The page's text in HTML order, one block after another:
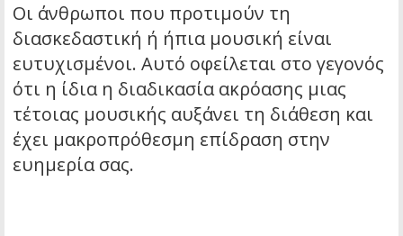
Οι άνθρωποι που προτιμούν τη
διασκεδαστική ή ήπια μουσική είναι
ευτυχισμένοι. Αυτό οφείλεται στο γεγονός
ότι η ίδια η διαδικασία ακρόασης μιας
τέτοιας μουσικής αυξάνει τη διάθεση και
έχει μακροπρόθεσμη επίδραση στην
ευημερία σας.